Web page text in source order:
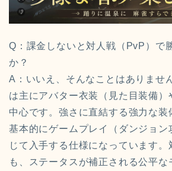
Q：課金しないと対人戦（PvP）で
か？
A：いいえ、そんなことはありませ
は主にアバター衣装（見た目装備）
中心です。強さに直結する強力な装
基本的にゲームプレイ（ダンジョン
じて入手する仕様になっています。
も、ステータスが補正される公平な